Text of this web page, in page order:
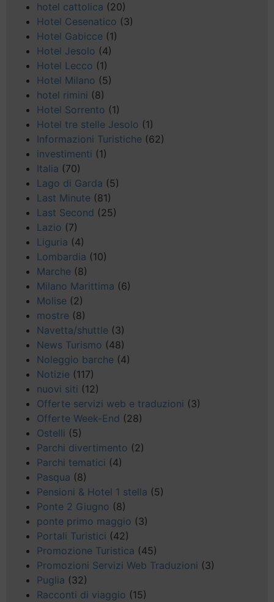
hotel cattolica (20)
Hotel Cesenatico (3)
Hotel Gabicce (1)
Hotel Jesolo (4)
Hotel Lecco (1)
Hotel Milano (5)
hotel rimini (8)
Hotel Sorrento (1)
Hotel tre stelle Jesolo (1)
Informazioni Turistiche (62)
investimenti (1)
Italia (70)
Lago di Garda (5)
Last Minute (81)
Last Second (25)
Lazio (7)
Liguria (4)
Lombardia (10)
Marche (8)
Milano Marittima (6)
Molise (2)
mostre (8)
Navetta/shuttle (3)
News Turismo (48)
Noleggio barche (4)
Notizie (117)
nuovi siti (12)
Offerte servizi web e traduzioni (3)
Offerte Week-End (28)
Ostelli (5)
Parchi divertimento (2)
Parchi tematici (4)
Pasqua (8)
Pensioni & Hotel 1 stella (5)
Ponte 2 Giugno (8)
ponte primo maggio (3)
Portali Turistici (42)
Promozione Turistica (45)
Promozioni Servizi Web Traduzioni (3)
Puglia (32)
Racconti di viaggio (15)